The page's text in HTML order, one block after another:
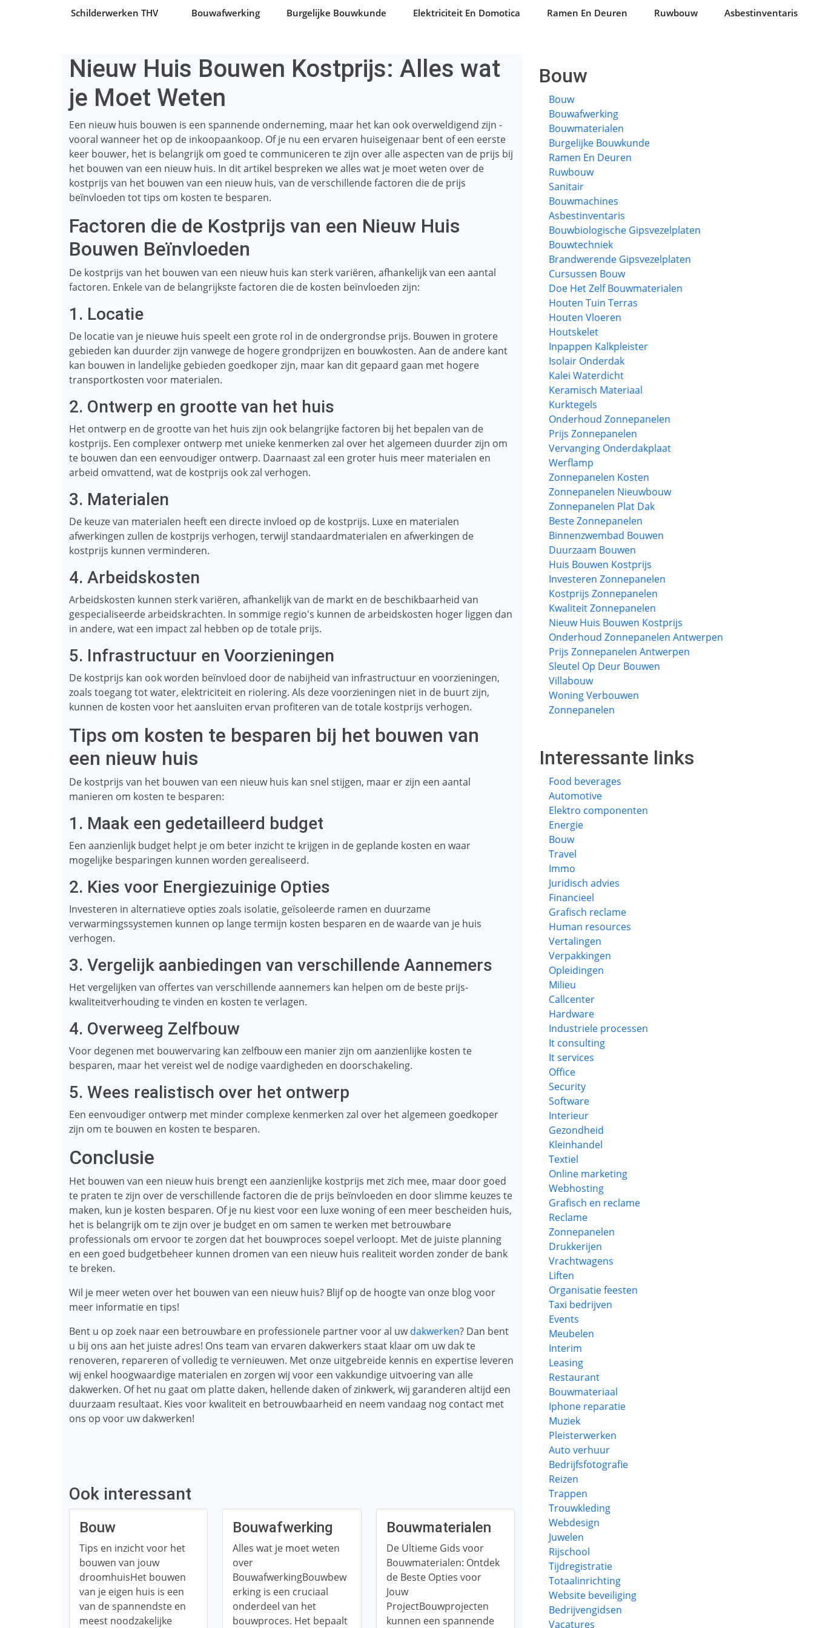
Schilderwerken THV Bouwafwerking Burgelijke Bouwkunde Elektriciteit En Domotica Ramen En Deuren Ruwbouw Asbestinventaris
Nieuw Huis Bouwen Kostprijs: Alles wat
je Moet Weten
Een nieuw huis bouwen is een spannende onderneming, maar het kan ook overweldigend zijn -
vooral wanneer het op de inkoopaankoop. Of je nu een ervaren huiseigenaar bent of een eerste
keer bouwer, het is belangrijk om goed te communiceren te zijn over alle aspecten van de prijs bij
het bouwen van een nieuw huis. In dit artikel bespreken we alles wat je moet weten over de
kostprijs van het bouwen van een nieuw huis, van de verschillende factoren die de prijs
beïnvloeden tot tips om kosten te besparen.
Factoren die de Kostprijs van een Nieuw Huis
Bouwen Beïnvloeden
De kostprijs van het bouwen van een nieuw huis kan sterk variëren, afhankelijk van een aantal
factoren. Enkele van de belangrijkste factoren die de kosten beïnvloeden zijn:
1. Locatie
De locatie van je nieuwe huis speelt een grote rol in de ondergrondse prijs. Bouwen in grotere
gebieden kan duurder zijn vanwege de hogere grondprijzen en bouwkosten. Aan de andere kant
kan bouwen in landelijke gebieden goedkoper zijn, maar kan dit gepaard gaan met hogere
transportkosten voor materialen.
2. Ontwerp en grootte van het huis
Het ontwerp en de grootte van het huis zijn ook belangrijke factoren bij het bepalen van de
kostprijs. Een complexer ontwerp met unieke kenmerken zal over het algemeen duurder zijn om
te bouwen dan een eenvoudiger ontwerp. Daarnaast zal een groter huis meer materialen en
arbeid omvattend, wat de kostprijs ook zal verhogen.
3. Materialen
De keuze van materialen heeft een directe invloed op de kostprijs. Luxe en materialen
afwerkingen zullen de kostprijs verhogen, terwijl standaardmaterialen en afwerkingen de
kostprijs kunnen verminderen.
4. Arbeidskosten
Arbeidskosten kunnen sterk variëren, afhankelijk van de markt en de beschikbaarheid van
gespecialiseerde arbeidskrachten. In sommige regio's kunnen de arbeidskosten hoger liggen dan
in andere, wat een impact zal hebben op de totale prijs.
5. Infrastructuur en Voorzieningen
De kostprijs kan ook worden beïnvloed door de nabijheid van infrastructuur en voorzieningen,
zoals toegang tot water, elektriciteit en riolering. Als deze voorzieningen niet in de buurt zijn,
kunnen de kosten voor het aansluiten ervan profiteren van de totale kostprijs verhogen.
Tips om kosten te besparen bij het bouwen van
een nieuw huis
De kostprijs van het bouwen van een nieuw huis kan snel stijgen, maar er zijn een aantal
manieren om kosten te besparen:
1. Maak een gedetailleerd budget
Een aanzienlijk budget helpt je om beter inzicht te krijgen in de geplande kosten en waar
mogelijke besparingen kunnen worden gerealiseerd.
2. Kies voor Energiezuinige Opties
Investeren in alternatieve opties zoals isolatie, geïsoleerde ramen en duurzame
verwarmingssystemen kunnen op lange termijn kosten besparen en de waarde van je huis
verhogen.
3. Vergelijk aanbiedingen van verschillende Aannemers
Het vergelijken van offertes van verschillende aannemers kan helpen om de beste prijs-
kwaliteitverhouding te vinden en kosten te verlagen.
4. Overweeg Zelfbouw
Voor degenen met bouwervaring kan zelfbouw een manier zijn om aanzienlijke kosten te
besparen, maar het vereist wel de nodige vaardigheden en doorschakeling.
5. Wees realistisch over het ontwerp
Een eenvoudiger ontwerp met minder complexe kenmerken zal over het algemeen goedkoper
zijn om te bouwen en kosten te besparen.
Conclusie
Het bouwen van een nieuw huis brengt een aanzienlijke kostprijs met zich mee, maar door goed
te praten te zijn over de verschillende factoren die de prijs beïnvloeden en door slimme keuzes te
maken, kun je kosten besparen. Of je nu kiest voor een luxe woning of een meer bescheiden huis,
het is belangrijk om te zijn over je budget en om samen te werken met betrouwbare
professionals om ervoor te zorgen dat het bouwproces soepel verloopt. Met de juiste planning
en een goed budgetbeheer kunnen dromen van een nieuw huis realiteit worden zonder de bank
te breken.
Wil je meer weten over het bouwen van een nieuw huis? Blijf op de hoogte van onze blog voor
meer informatie en tips!
Bent u op zoek naar een betrouwbare en professionele partner voor al uwdakwerken? Dan bent
u bij ons aan het juiste adres! Ons team van ervaren dakwerkers staat klaar om uw dak te
renoveren, repareren of volledig te vernieuwen. Met onze uitgebreide kennis en expertise leveren
wij enkel hoogwaardige materialen en zorgen wij voor een vakkundige uitvoering van alle
dakwerken. Of het nu gaat om platte daken, hellende daken of zinkwerk, wij garanderen altijd een
duurzaam resultaat. Kies voor kwaliteit en betrouwbaarheid en neem vandaag nog contact met
ons op voor uw dakwerken!
Ook interessant
Bouw
Tips en inzicht voor het
bouwen van jouw
droomhuisHet bouwen
van je eigen huis is een
van de spannendste en
meest noodzakelijke
Bouwafwerking
Alles wat je moet weten
over
BouwafwerkingBouwbew
erking is een cruciaal
onderdeel van het
bouwproces. Het bepaalt
Bouwmaterialen
De Ultieme Gids voor
Bouwmaterialen: Ontdek
de Beste Opties voor
Jouw
ProjectBouwprojecten
kunnen een spannende
Bouw
Bouw
Bouwafwerking
Bouwmaterialen
Burgelijke Bouwkunde
Ramen En Deuren
Ruwbouw
Sanitair
Bouwmachines
Asbestinventaris
Bouwbiologische Gipsvezelplaten
Bouwtechniek
Brandwerende Gipsvezelplaten
Cursussen Bouw
Doe Het Zelf Bouwmaterialen
Houten Tuin Terras
Houten Vloeren
Houtskelet
Inpappen Kalkpleister
Isolair Onderdak
Kalei Waterdicht
Keramisch Materiaal
Kurktegels
Onderhoud Zonnepanelen
Prijs Zonnepanelen
Vervanging Onderdakplaat
Werflamp
Zonnepanelen Kosten
Zonnepanelen Nieuwbouw
Zonnepanelen Plat Dak
Beste Zonnepanelen
Binnenzwembad Bouwen
Duurzaam Bouwen
Huis Bouwen Kostprijs
Investeren Zonnepanelen
Kostprijs Zonnepanelen
Kwaliteit Zonnepanelen
Nieuw Huis Bouwen Kostprijs
Onderhoud Zonnepanelen Antwerpen
Prijs Zonnepanelen Antwerpen
Sleutel Op Deur Bouwen
Villabouw
Woning Verbouwen
Zonnepanelen
Interessante links
Food beverages
Automotive
Elektro componenten
Energie
Bouw
Travel
Immo
Juridisch advies
Financieel
Grafisch reclame
Human resources
Vertalingen
Verpakkingen
Opleidingen
Milieu
Callcenter
Hardware
Industriele processen
It consulting
It services
Office
Security
Software
Interieur
Gezondheid
Kleinhandel
Textiel
Online marketing
Webhosting
Grafisch en reclame
Reclame
Zonnepanelen
Drukkerijen
Vrachtwagens
Liften
Organisatie feesten
Taxi bedrijven
Events
Meubelen
Interim
Leasing
Restaurant
Bouwmateriaal
Iphone reparatie
Muziek
Pleisterwerken
Auto verhuur
Bedrijfsfotografie
Reizen
Trappen
Trouwkleding
Webdesign
Juwelen
Rijschool
Tijdregistratie
Totaalinrichting
Website beveiliging
Bedrijvengidsen
Vacatures